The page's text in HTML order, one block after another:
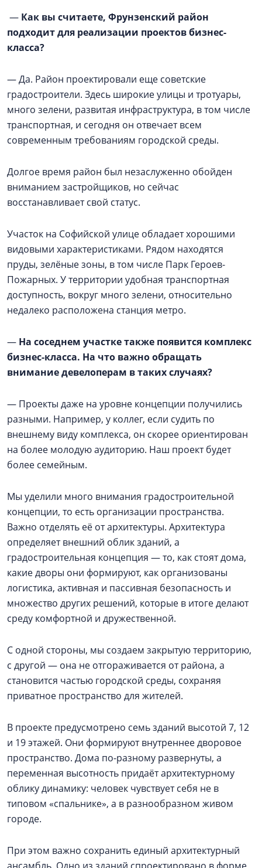
— Как вы считаете, Фрунзенский район
подходит для реализации проектов бизнес-
класса?
— Да. Район проектировали еще советские
градостроители. Здесь широкие улицы и тротуары,
много зелени, развитая инфраструктура, в том числе
транспортная, и сегодня он отвечает всем
современным требованиям городской среды.
Долгое время район был незаслуженно обойден
вниманием застройщиков, но сейчас
восстанавливает свой статус.
Участок на Софийской улице обладает хорошими
видовыми характеристиками. Рядом находятся
пруды, зелёные зоны, в том числе Парк Героев-
Пожарных. У территории удобная транспортная
доступность, вокруг много зелени, относительно
недалеко расположена станция метро.
— На соседнем участке также появится комплекс
бизнес-класса. На что важно обращать
внимание девелоперам в таких случаях?
— Проекты даже на уровне концепции получились
разными. Например, у коллег, если судить по
внешнему виду комплекса, он скорее ориентирован
на более молодую аудиторию. Наш проект будет
более семейным.
Мы уделили много внимания градостроительной
концепции, то есть организации пространства.
Важно отделять её от архитектуры. Архитектура
определяет внешний облик зданий, а
градостроительная концепция — то, как стоят дома,
какие дворы они формируют, как организованы
логистика, активная и пассивная безопасность и
множество других решений, которые в итоге делают
среду комфортной и дружественной.
С одной стороны, мы создаем закрытую территорию,
с другой — она не отгораживается от района, а
становится частью городской среды, сохраняя
приватное пространство для жителей.
В проекте предусмотрено семь зданий высотой 7, 12
и 19 этажей. Они формируют внутреннее дворовое
пространство. Дома по-разному развернуты, а
переменная высотность придаёт архитектурному
облику динамику: человек чувствует себя не в
типовом «спальнике», а в разнообразном живом
городе.
При этом важно сохранить единый архитектурный